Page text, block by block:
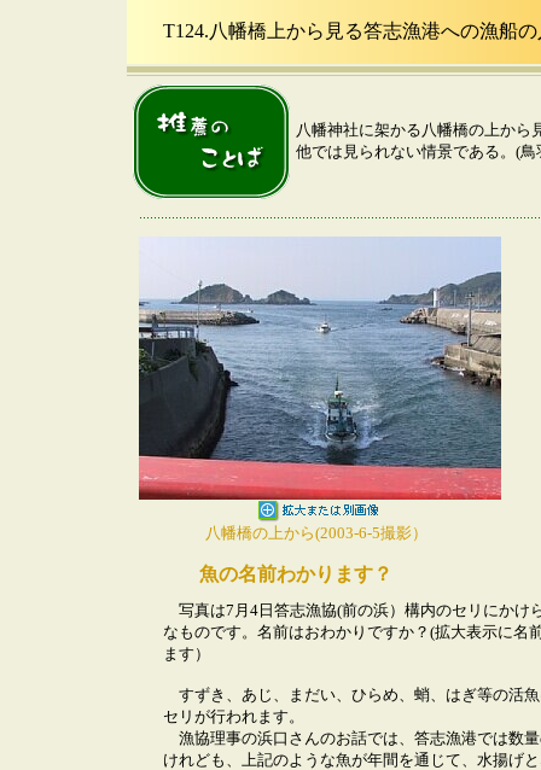
T124.八幡橋上から見る答志漁港への漁船
八幡神社に架かる八幡橋の上から
他では見られない情景である。(鳥
八幡橋の上から(2003-6-5撮影）
魚の名前わかります？
写真は7月4日答志漁協(前の浜）構内のセリにかけ
なものです。名前はおわかりですか？(拡大表示に名
ます）
すずき、あじ、まだい、ひらめ、蛸、はぎ等の活
セリが行われます。
漁協理事の浜口さんのお話では、答志漁港では数
けれども、上記のような魚が年間を通じて、水揚げ